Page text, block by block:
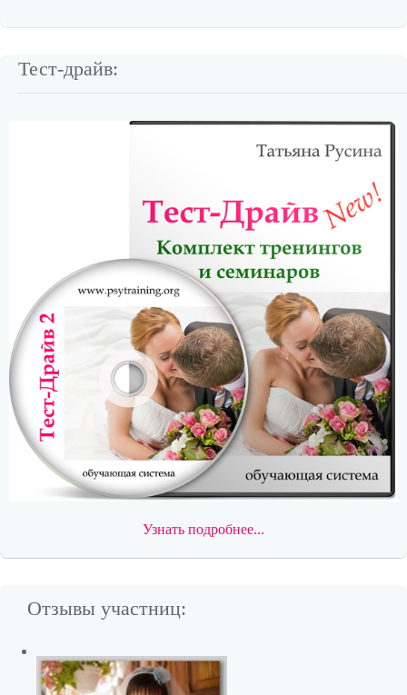
Тест-драйв:
Узнать подробнее...
Отзывы участниц: